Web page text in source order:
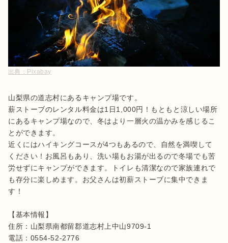
出典： Pixabay
山梨県の道志村にあるキャンプ場です。
薪ストーブのレンタル料金は1日1,000円！もともと涼しい場所
にあるキャンプ場なので、冬はより一層火の温かみを感じるこ
とができます。
近くにはハイキングコースが4つもあるので、自然を満喫して
ください！お風呂もあり、洗い場もお湯が出るので冬場でも苦
労せずにキャンプができます。トイレも清潔なので家族連れで
も存分に楽しめます。お父さんは初薪ストーブに集中できま
す！
【基本情報】
住所：山梨県南都留郡道志村上中山9709-1
電話：0554-52-2776